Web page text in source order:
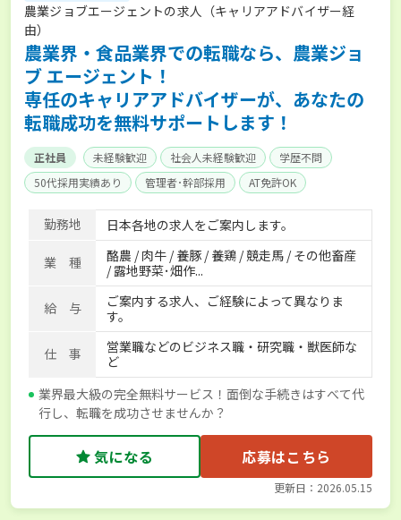
農業ジョブエージェントの求人（キャリアアドバイザー経
由）
農業界・食品業界での転職なら、農業ジョ
ブ エージェント！
専任のキャリアアドバイザーが、あなたの
転職成功を無料サポートします！
正社員 未経験歓迎 社会人未経験歓迎
学歴不問
50代採用実績あり
管理者･幹部採用
AT免許OK
家賃補助制度あり
食事補助あり
残業月20時間以内
賞与実績あり
年間休日100日以上
経験者優遇
独立支援可能
社会保険完備 単身寮あり
世帯寮あり
寮･社宅相談可
勤務地 日本各地の求人をご案内します。
業 種
酪農 / 肉牛 / 養豚 / 養鶏 / 競走馬 / その他畜産
/ 露地野菜･畑作...
給 与
ご案内する求人、ご経験によって異なりま
す。
仕 事
営業職などのビジネス職・研究職・獣医師な
ど
業界最大級の完全無料サービス！面倒な手続きはすべて代
行し、転職を成功させませんか？
気になる 応募はこちら
更新日：2026.05.15